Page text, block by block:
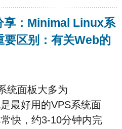
享：Minimal Linux系
区别：有关Web的
统面板大多为
最好用的VPS系统面
快，约3-10分钟内完